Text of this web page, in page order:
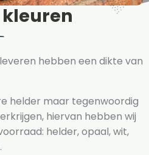
hebben een dikte van
helder maar tegenwoordig
hiervan hebben wij
helder, opaal, wit,